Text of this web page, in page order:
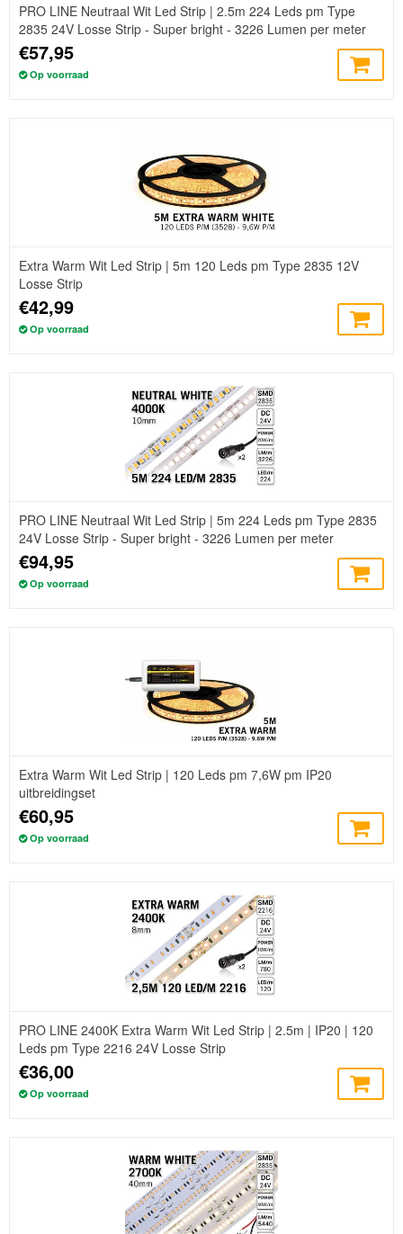
PRO LINE Neutraal Wit Led Strip | 2.5m 224 Leds pm Type
2835 24V Losse Strip - Super bright - 3226 Lumen per meter
€57,95
Op voorraad
Extra Warm Wit Led Strip | 5m 120 Leds pm Type 2835 12V
Losse Strip
€42,99
Op voorraad
PRO LINE Neutraal Wit Led Strip | 5m 224 Leds pm Type 2835
24V Losse Strip - Super bright - 3226 Lumen per meter
€94,95
Op voorraad
Extra Warm Wit Led Strip | 120 Leds pm 7,6W pm IP20
uitbreidingset
€60,95
Op voorraad
PRO LINE 2400K Extra Warm Wit Led Strip | 2.5m | IP20 | 120
Leds pm Type 2216 24V Losse Strip
€36,00
Op voorraad